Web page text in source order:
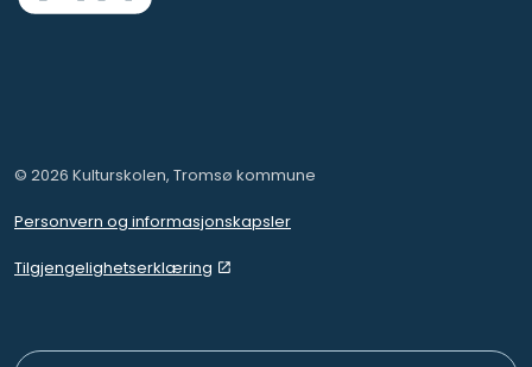
© 2026 Kulturskolen, Tromsø kommune
Personvern og informasjonskapsler
Tilgjengelighetserklæring